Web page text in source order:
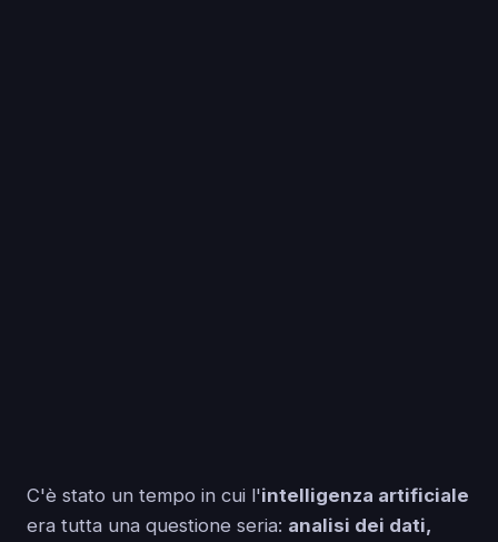
C'è stato un tempo in cui l'intelligenza artificiale
era tutta una questione seria: analisi dei dati,